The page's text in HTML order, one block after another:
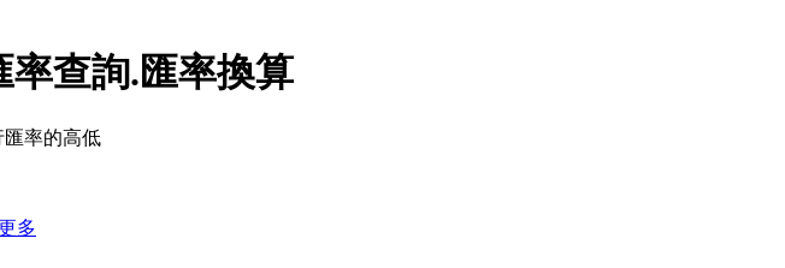
查詢.匯率換算
匯率的高低
多